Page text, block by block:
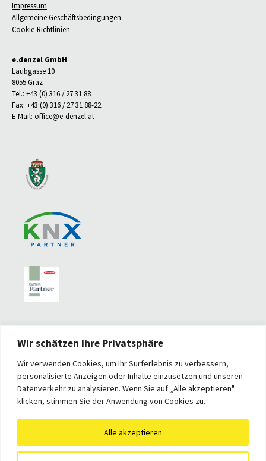
Wir schätzen Ihre Privatsphäre
Wir verwenden Cookies, um Ihr Surferlebnis zu verbessern,
personalisierte Anzeigen oder Inhalte einzusetzen und unseren
Datenverkehr zu analysieren. Wenn Sie auf „Alle akzeptieren"
klicken, stimmen Sie der Anwendung von Cookies zu.
Alle akzeptieren
Impressum
Allgemeine Geschäftsbedingungen
Cookie-Richtlinien
e.denzel GmbH
Laubgasse 10
8055 Graz
Tel.: +43 (0) 316 / 27 31 88
Fax: +43 (0) 316 / 27 31 88-22
E-Mail: office@e-denzel.at